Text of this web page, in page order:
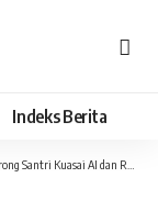
Indeks Berita
dan Robotik untuk Hadapi Era Digital